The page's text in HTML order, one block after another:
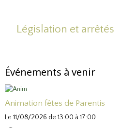
Législation et arrêtés
Événements à venir
Animation fêtes de Parentis
Le 11/08/2026 de 13:00 à 17:00